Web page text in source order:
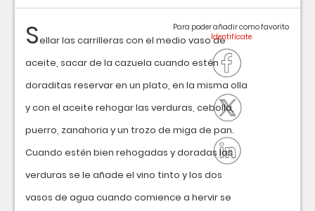
Sellar las carrilleras con el medio vaso de
aceite, sacar de la cazuela cuando estén
doraditas reservar en un plato, en la misma olla
y con el aceite rehogar las verduras, cebolla,
puerro, zanahoria y un trozo de miga de pan.
Cuando estén bien rehogadas y doradas las
verduras se le añade el vino tinto y los dos
vasos de agua cuando comience a hervir se
Para poder añadir como favorito